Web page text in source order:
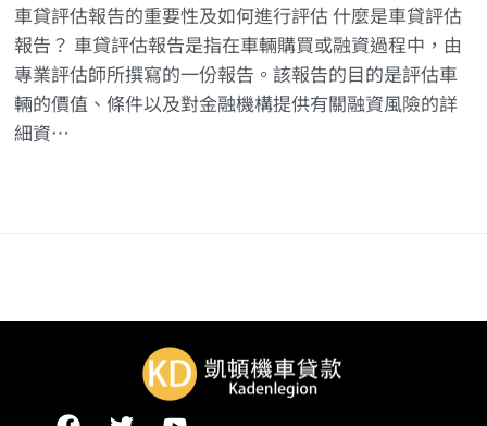
車貸評估報告的重要性及如何進行評估 什麼是車貸評估
報告？ 車貸評估報告是指在車輛購買或融資過程中，由
專業評估師所撰寫的一份報告。該報告的目的是評估車
輛的價值、條件以及對金融機構提供有關融資風險的詳
細資…